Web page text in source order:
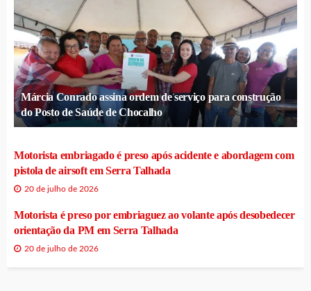
Márcia Conrado assina ordem de serviço para construção
do Posto de Saúde de Chocalho
Motorista embriagado é preso após acidente e abordagem com
pistola de airsoft em Serra Talhada
20 de julho de 2026
Motorista é preso por embriaguez ao volante após desobedecer
orientação da PM em Serra Talhada
20 de julho de 2026